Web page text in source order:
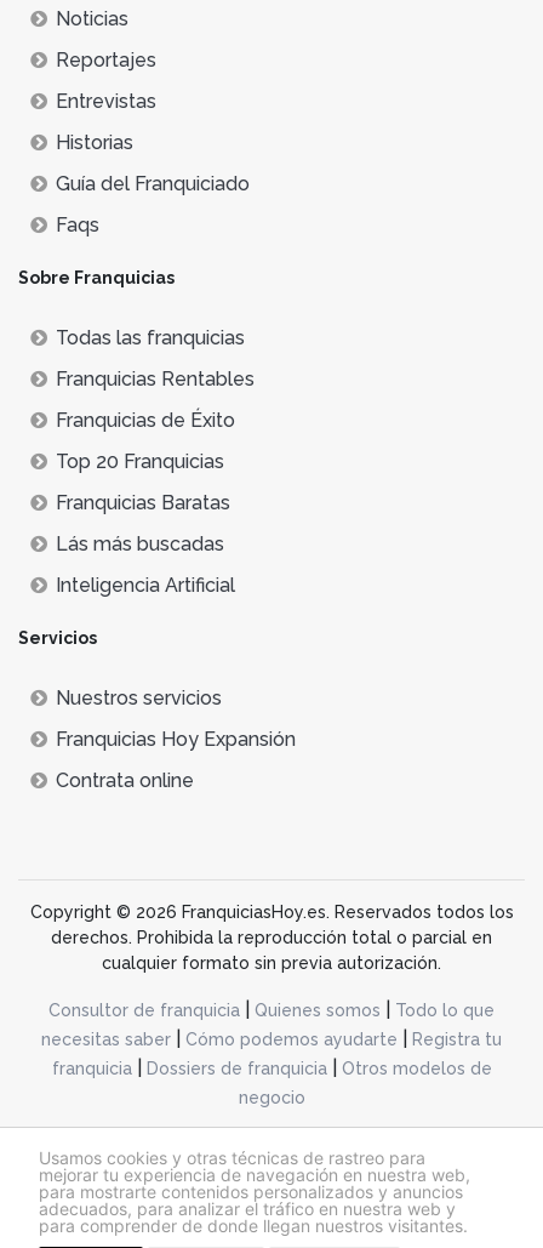
Usamos cookies y otras técnicas de rastreo para
mejorar tu experiencia de navegación en nuestra web,
para mostrarte contenidos personalizados y anuncios
adecuados, para analizar el tráfico en nuestra web y
para comprender de donde llegan nuestros visitantes.
Noticias
Reportajes
Entrevistas
Historias
Guía del Franquiciado
Faqs
Sobre Franquicias
Todas las franquicias
Franquicias Rentables
Franquicias de Éxito
Top 20 Franquicias
Franquicias Baratas
Lás más buscadas
Inteligencia Artificial
Servicios
Nuestros servicios
Franquicias Hoy Expansión
Contrata online
Copyright © 2026 FranquiciasHoy.es. Reservados todos los
derechos. Prohibida la reproducción total o parcial en
cualquier formato sin previa autorización.
Consultor de franquicia Quienes somos
Todo lo que
necesitas saber
Cómo podemos ayudarte
Registra tu
franquicia| Dossiers de franquicia|
Otros modelos de
negocio
@franquiciashoy.es |Aviso legal| Política de cookies|Política de privacidad